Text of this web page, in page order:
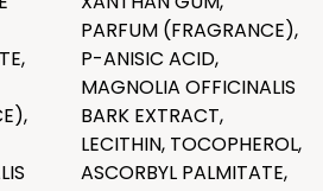
PARFUM (FRAGRANCE),
P-ANISIC ACID,
MAGNOLIA OFFICINALIS
BARK EXTRACT,
LECITHIN, TOCOPHEROL,
ASCORBYL PALMITATE,